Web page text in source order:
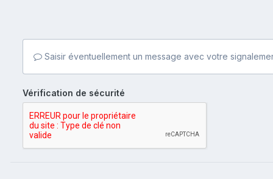
Saisir éventuellement un message avec votre
Vérification de sécurité